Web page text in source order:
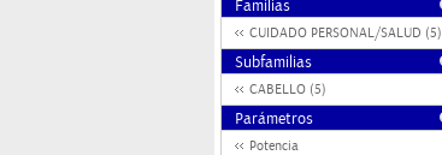
Familias
CUIDADO PERSONAL/SALUD (5)
Subfamilias
CABELLO (5)
Parámetros
Potencia